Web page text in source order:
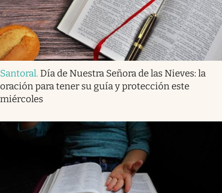
Santoral. Día de Nuestra Señora de las Nieves: la
oración para tener su guía y protección este
miércoles